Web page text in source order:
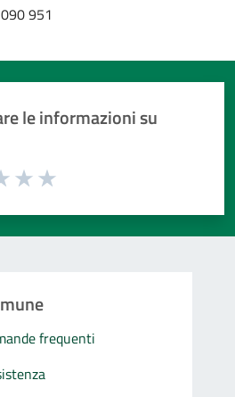
951
le informazioni su
frequenti